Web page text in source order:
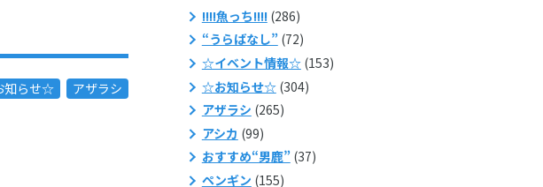
らせ☆ アザラシ
!!!!魚っち!!!!(286)
“うらばなし”(72)
☆イベント情報☆(153)
☆お知らせ☆(304)
アザラシ (265)
アシカ (99)
おすすめ“男鹿”(37)
ペンギン (155)